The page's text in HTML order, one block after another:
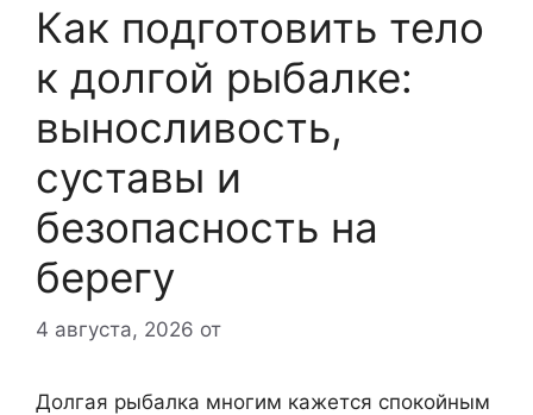
Как подготовить тело
к долгой рыбалке:
выносливость,
суставы и
безопасность на
берегу
4 августа, 2026 от
Долгая рыбалка многим кажется спокойным